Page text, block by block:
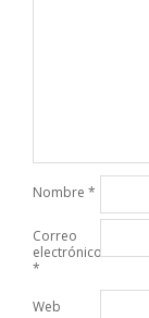
Nombre *
Correo
electrónico
*
Web